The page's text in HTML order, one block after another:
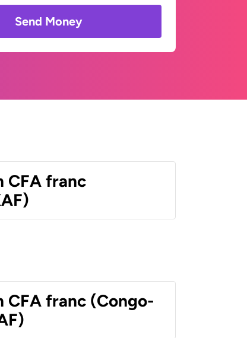
Send Money
CFA franc
CFA franc (Congo-